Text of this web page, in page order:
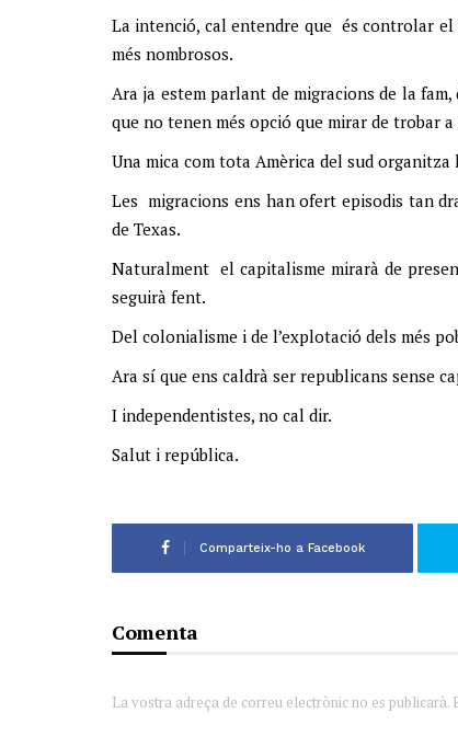
La intenció, cal entendre que és controlar
més nombrosos.
Ara ja estem parlant de migracions de la
que no tenen més opció que mirar de trobar
Una mica com tota Amèrica del sud
Les migracions ens han ofert episodis tan
de Texas.
Naturalment el capitalisme mirarà de
seguirà fent.
Del colonialisme i de l’explotació dels més
Ara sí que ens caldrà ser republicans sense
I independentistes, no cal dir.
Salut i república.
Comparteix-ho a Facebook
Comenta
La vostra adreça de correu electrònic no es publicarà.